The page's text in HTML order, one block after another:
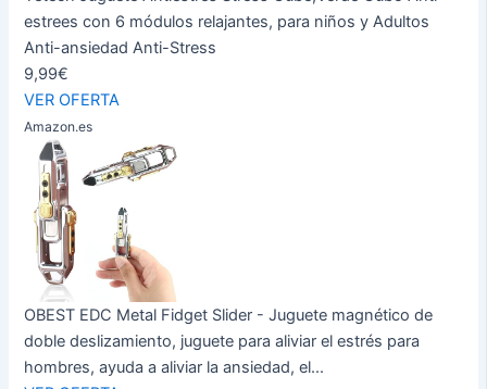
estrees con 6 módulos relajantes, para niños y Adultos
Anti-ansiedad Anti-Stress
9,99€
VER OFERTA
Amazon.es
OBEST EDC Metal Fidget Slider - Juguete magnético de
doble deslizamiento, juguete para aliviar el estrés para
hombres, ayuda a aliviar la ansiedad, el...